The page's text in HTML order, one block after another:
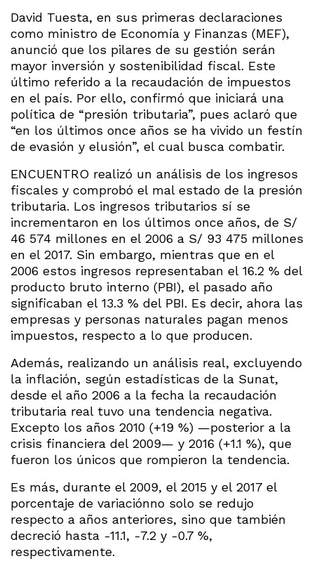
David Tuesta, en sus primeras declaraciones
como ministro de Economía y Finanzas (MEF),
anunció que los pilares de su gestión serán
mayor inversión y sostenibilidad fiscal. Este
último referido a la recaudación de impuestos
en el país. Por ello, confirmó que iniciará una
política de “presión tributaria”, pues aclaró que
“en los últimos once años se ha vivido un festín
de evasión y elusión”, el cual busca combatir.
ENCUENTRO realizó un análisis de los ingresos
fiscales y comprobó el mal estado de la presión
tributaria. Los ingresos tributarios sí se
incrementaron en los últimos once años, de S/
46 574 millones en el 2006 a S/ 93 475 millones
en el 2017. Sin embargo, mientras que en el
2006 estos ingresos representaban el 16.2 % del
producto bruto interno (PBI), el pasado año
significaban el 13.3 % del PBI. Es decir, ahora las
empresas y personas naturales pagan menos
impuestos, respecto a lo que producen.
Además, realizando un análisis real, excluyendo
la inflación, según estadísticas de la Sunat,
desde el año 2006 a la fecha la recaudación
tributaria real tuvo una tendencia negativa.
Excepto los años 2010 (+19 %) —posterior a la
crisis financiera del 2009— y 2016 (+1.1 %), que
fueron los únicos que rompieron la tendencia.
Es más, durante el 2009, el 2015 y el 2017 el
porcentaje de variaciónno solo se redujo
respecto a años anteriores, sino que también
decreció hasta -11.1, -7.2 y -0.7 %,
respectivamente.